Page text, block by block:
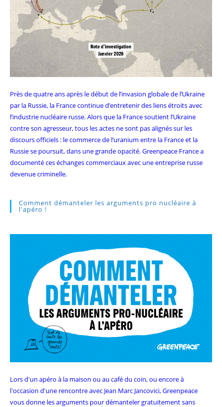
Près de quatre ans après le début de l’invasion globale de l’Ukraine
par la Russie, la France continue d’entretenir des liens étroits avec
l’industrie nucléaire russe. Alors que la France soutient l’Ukraine
contre son agresseur, tous les actes ne sont pas alignés sur les
discours officiels : le commerce de l’uranium entre la France et la
Russie se poursuit, dans une grande opacité. Greenpeace France a
documenté ces échanges commerciaux avec une entreprise russe
devenue criminelle.
Comment démanteler les arguments pro nucléaire à
l'apéro !
Lors d'un apéro à la maison ou au café du coin, ou encore à
l'occasion d'une rencontre avec Jean Marc Jancovici, Greenpeace
vous donne les arguments pour démanteler gratuitement sans